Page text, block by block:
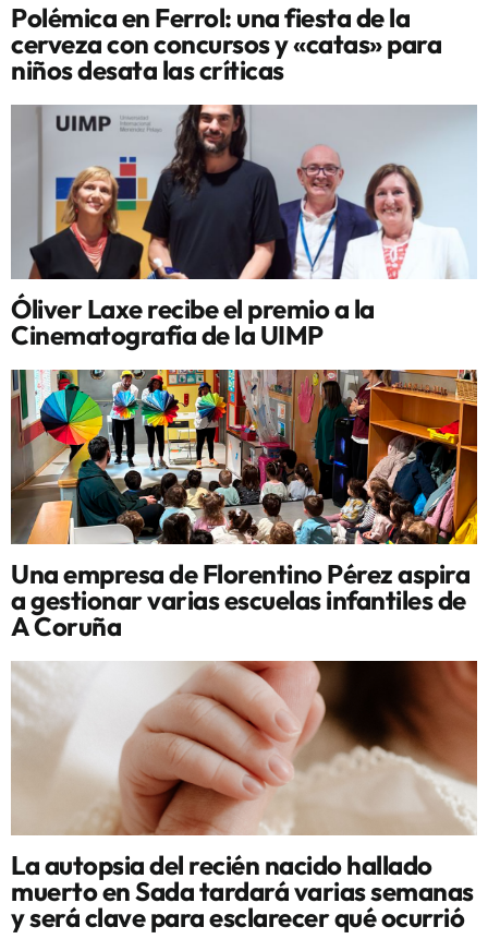
Polémica en Ferrol: una fiesta de la
cerveza con concursos y «catas» para
niños desata las críticas
Óliver Laxe recibe el premio a la
Cinematografía de la UIMP
Una empresa de Florentino Pérez aspira
a gestionar varias escuelas infantiles de
A Coruña
La autopsia del recién nacido hallado
muerto en Sada tardará varias semanas
y será clave para esclarecer qué ocurrió